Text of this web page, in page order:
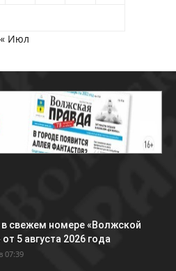
« Июл
в свежем номере «Волжской
5 августа 2026 года
07:39